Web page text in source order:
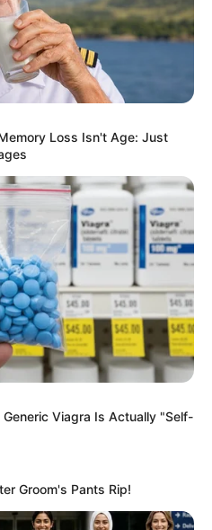
Loss Isn't Age: Just
Viagra Is Actually "Self-
Groom's Pants Rip!